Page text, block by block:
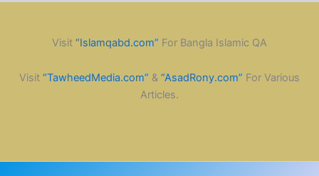
Visit “Islamqabd.com” For Bangla Islamic QA
Visit “TawheedMedia.com” & “AsadRony.com” For Various
Articles.